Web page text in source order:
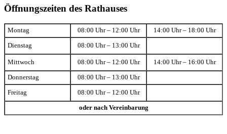
Öffnungszeiten des Rathauses
Montag 08:00 Uhr – 12:00 Uhr 14:00 Uhr – 18:00 Uhr
Dienstag 08:00 Uhr – 13:00 Uhr
Mittwoch 08:00 Uhr – 12:00 Uhr 14:00 Uhr – 16:00 Uhr
Donnerstag 08:00 Uhr – 13:00 Uhr
Freitag 08:00 Uhr – 12:00 Uhr
oder nach Vereinbarung